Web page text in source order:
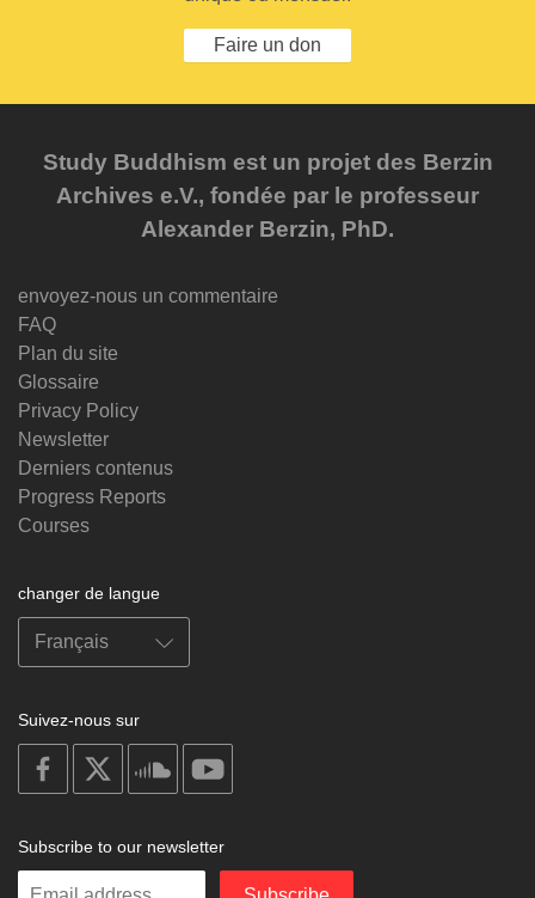
Faire un don
Study Buddhism est un projet des Berzin
Archives e.V., fondée par le professeur
Alexander Berzin, PhD.
envoyez-nous un commentaire
FAQ
Plan du site
Glossaire
Privacy Policy
Newsletter
Derniers contenus
Progress Reports
Courses
changer de langue
Suivez-nous sur
on
facebook
soundcloud
Subscribe to our newsletter
Enter